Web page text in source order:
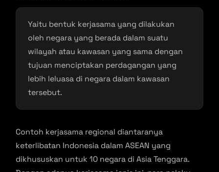
Yaitu bentuk kerjasama yang dilakukan
oleh negara yang berada dalam suatu
wilayah atau kawasan yang sama dengan
tujuan menciptakan perdagangan yang
lebih leluasa di negara dalam kawasan
tersebut.
Contoh kerjasama regional diantaranya
keterlibatan Indonesia dalam ASEAN yang
dikhususkan untuk 10 negara di Asia Tenggara.